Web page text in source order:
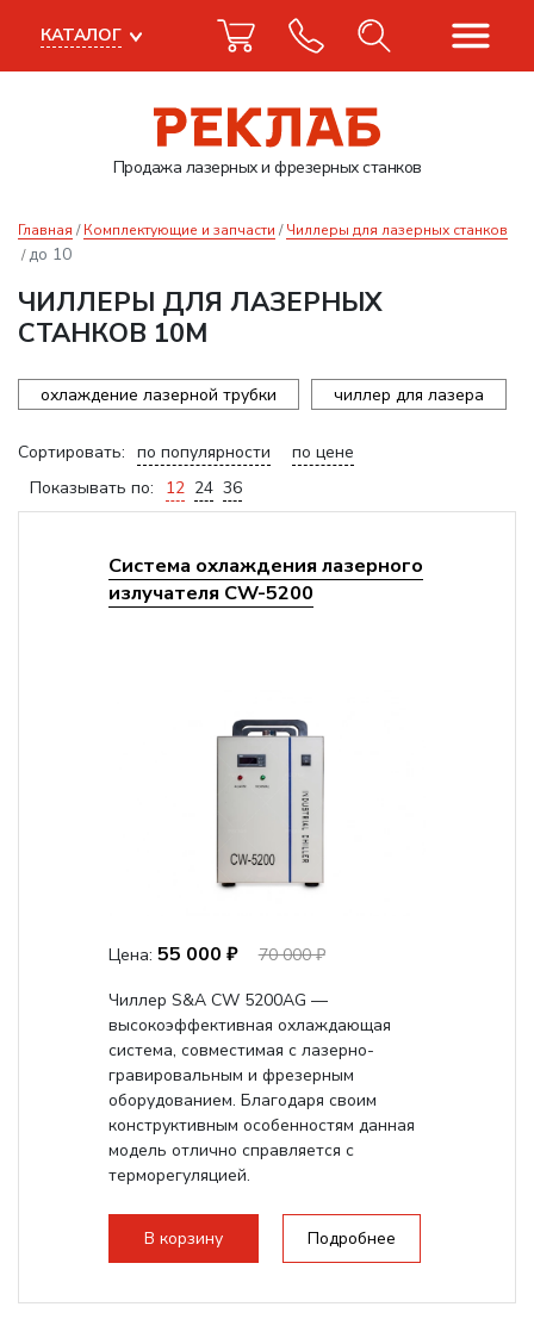
Продажа лазерныхи фрезерных станков
КАТАЛОГ
Главная Комплектующие и запчасти Чиллеры для лазерных станков
до 10
ЧИЛЛЕРЫ ДЛЯ ЛАЗЕРНЫХ
СТАНКОВ 10М
охлаждение лазерной трубки чиллер для лазера
Сортировать: по популярности
по цене
Показывать по:
12 24 36
Система охлаждения лазерного
излучателя CW-5200
Цена: 55 000 ₽
70 000 ₽
Чиллер S&A CW 5200AG —
высокоэффективная охлаждающая
система, совместимая с лазерно-
гравировальным и фрезерным
оборудованием. Благодаря своим
конструктивным особенностям данная
модель отлично справляется с
терморегуляцией.
В корзину Подробнее